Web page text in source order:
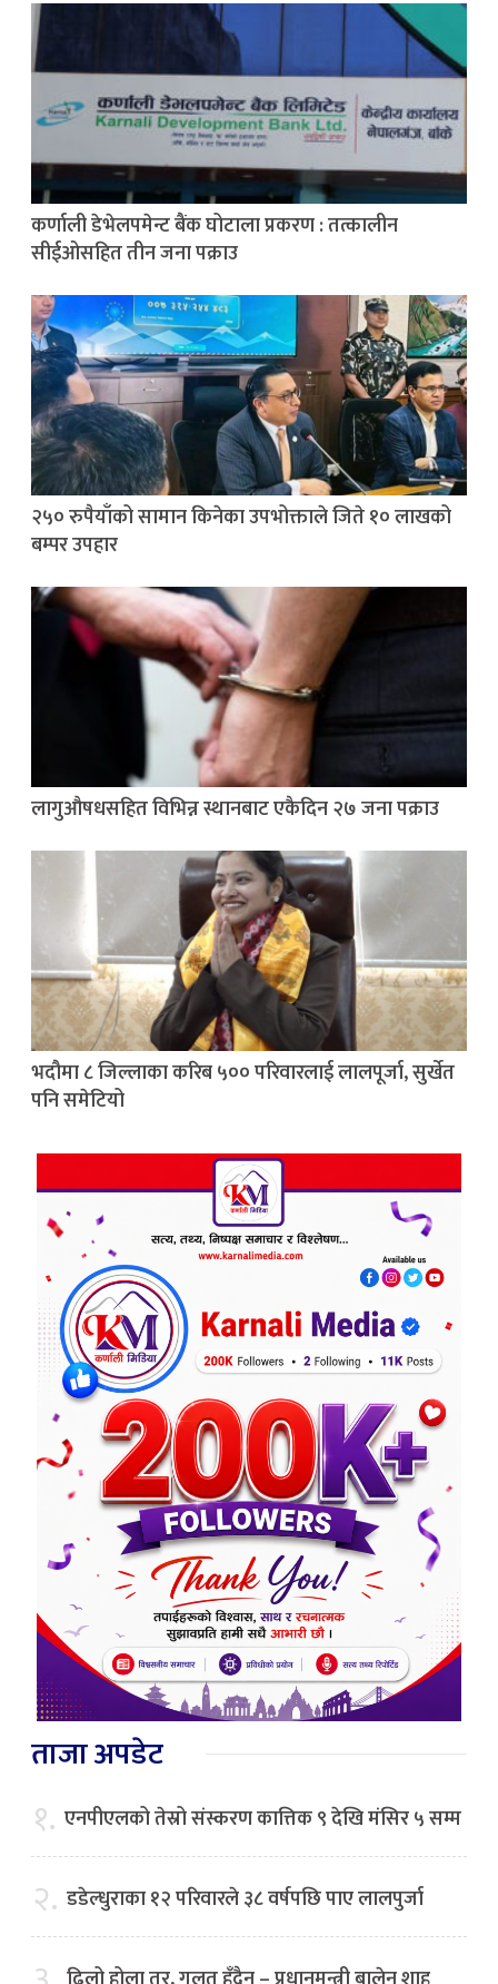
कर्णाली डेभेलपमेन्ट बैंक घोटाला प्रकरण : तत्कालीन
सीईओसहित तीन जना पक्राउ
२५० रुपैयाँको सामान किनेका उपभोक्ताले जिते १० लाखको
बम्पर उपहार
लागुऔषधसहित विभिन्न स्थानबाट एकैदिन २७ जना पक्राउ
भदौमा ८ जिल्लाका करिब ५०० परिवारलाई लालपूर्जा, सुर्खेत
पनि समेटियो
ताजा अपडेट
१. एनपीएलको तेस्रो संस्करण कात्तिक ९ देखि मंसिर ५ सम्म
२. डडेल्धुराका १२ परिवारले ३८ वर्षपछि पाए लालपुर्जा